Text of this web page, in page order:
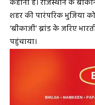
कहानी है। राजस्थान के
शहर की पारंपरिक भुजिया
‘बीकाजी’ ब्रांड के जरिए
पहुंचाया।